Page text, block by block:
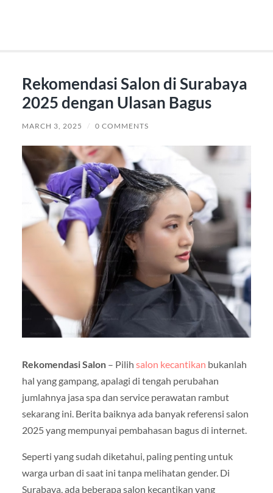
Rekomendasi Salon di Surabaya
2025 dengan Ulasan Bagus
MARCH 3, 2025 / 0 COMMENTS
Rekomendasi Salon– Pilih salon kecantikan bukanlah
hal yang gampang, apalagi di tengah perubahan
jumlahnya jasa spa dan service perawatan rambut
sekarang ini. Berita baiknya ada banyak referensi salon
2025 yang mempunyai pembahasan bagus di internet.
Seperti yang sudah diketahui, paling penting untuk
warga urban di saat ini tanpa melihatan gender. Di
Surabaya, ada beberapa salon kecantikan yang